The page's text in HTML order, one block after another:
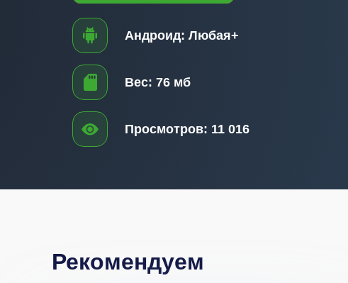
Андроид: Любая+
Вес: 76 мб
Просмотров: 11 016
Рекомендуем